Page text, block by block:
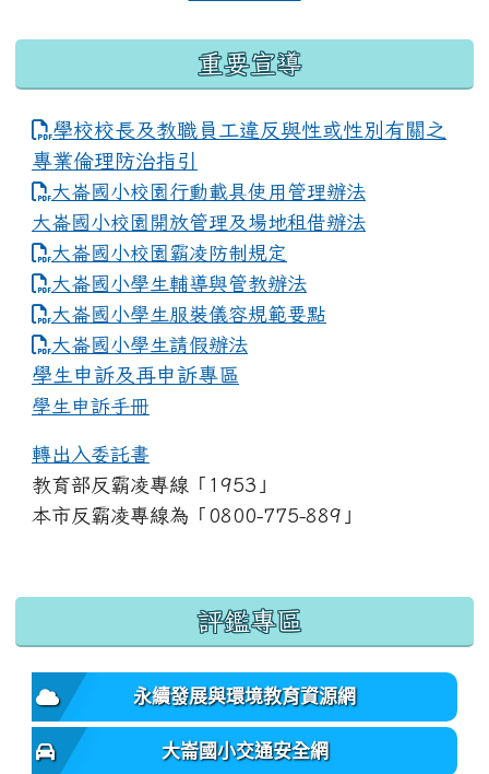
重要宣導
學校校長及教職員工違反與性或性別有關之
專業倫理防治指引
大崙國小校園行動載具使用管理辦法
大崙國小校園開放管理及場地租借辦法
大崙國小校園霸凌防制規定
大崙國小學生輔導與管教辦法
大崙國小學生服裝儀容規範要點
link to https://www.dles.tyc.edu.tw/uploads/
大崙國小學生請假辦法
學生申訴及再申訴專區
學生申訴手冊
轉出入委託書
教育部反霸凌專線「1953」
本市反霸凌專線為「0800-775-889」
:::
評鑑專區
永續發展與環境教育資源網
大崙國小交通安全網